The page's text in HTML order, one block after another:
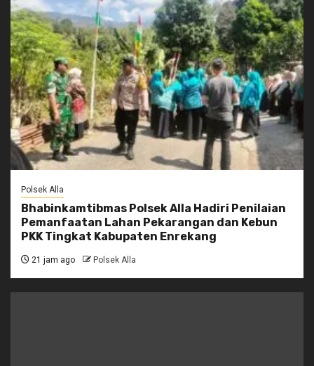
Polsek Alla
Bhabinkamtibmas Polsek Alla Hadiri Penilaian
Pemanfaatan Lahan Pekarangan dan Kebun
PKK Tingkat Kabupaten Enrekang
21 jam ago Polsek Alla